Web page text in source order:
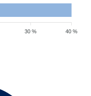
40 %
30 %